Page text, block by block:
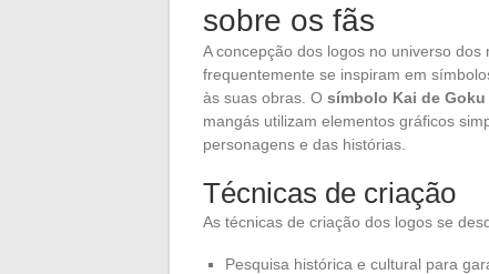
sobre os fãs
A concepção dos logos no universo
frequentemente se inspiram em
às suas obras. O símbolo Kai de Goku
mangás utilizam elementos gráficos
personagens e das histórias.
Técnicas de criação
As técnicas de criação dos logos se
Pesquisa histórica e cultural para